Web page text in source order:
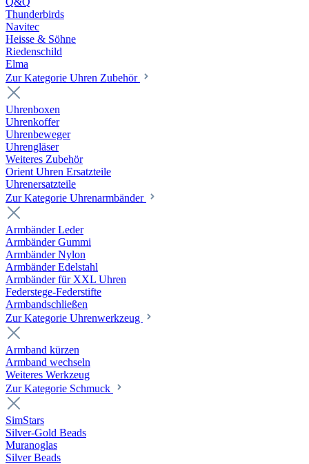
Thunderbirds
Navitec
Heisse & Söhne
Riedenschild
Elma
Zur Kategorie Uhren Zubehör
Uhrenboxen
Uhrenkoffer
Uhrenbeweger
Uhrengläser
Weiteres Zubehör
Orient Uhren Ersatzteile
Uhrenersatzteile
Zur Kategorie Uhrenarmbänder
Armbänder Leder
Armbänder Gummi
Armbänder Nylon
Armbänder Edelstahl
Armbänder für XXL Uhren
Federstege-Federstifte
Armbandschließen
Zur Kategorie Uhrenwerkzeug
Armband kürzen
Armband wechseln
Weiteres Werkzeug
Zur Kategorie Schmuck
SimStars
Silver-Gold Beads
Muranoglas
Silver Beads